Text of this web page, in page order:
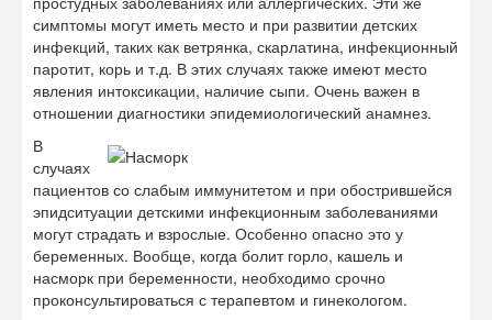
симптомы могут иметь место и при развитии детских
инфекций, таких как ветрянка, скарлатина, инфекционный
паротит, корь и т.д. В этих случаях также имеют место
явления интоксикации, наличие сыпи. Очень важен в
отношении диагностики эпидемиологический анамнез.
В
случаях
пациентов со слабым иммунитетом и при обострившейся
эпидситуации детскими инфекционным заболеваниями
могут страдать и взрослые. Особенно опасно это у
беременных. Вообще, когда болит горло, кашель и
насморк при беременности, необходимо срочно
проконсультироваться с терапевтом и гинекологом.